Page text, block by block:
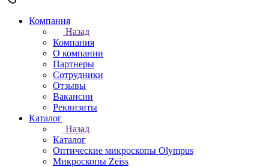
Компания
Назад
Компания
О компании
Партнеры
Сотрудники
Отзывы
Вакансии
Реквизиты
Каталог
Назад
Каталог
Оптические микроскопы Olympus
Микроскопы Zeiss